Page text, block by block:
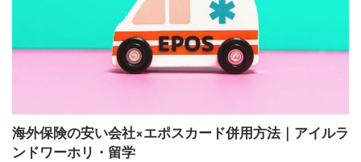
海外保険の安い会社×エポスカード併用方法｜アイルラ
ンドワーホリ・留学